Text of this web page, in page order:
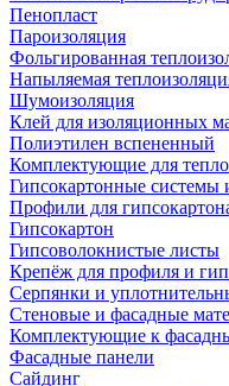
Пенопласт
Пароизоляция
Фольгированная
Напыляемая
Шумоизоляция
Клей для изоляционных
Полиэтилен вспененный
Комплектующие для
Гипсокартонные системы
Профили для
Гипсокартон
Гипсоволокнистые листы
Крепёж для профиля и
Серпянки и
Стеновые и фасадные
Комплектующие к
Фасадные панели
Сайдинг